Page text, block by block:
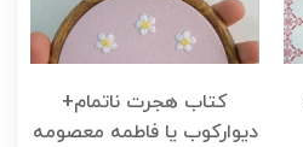
کتاب هجرت ناتمام+
دیوارکوب یا فاطمه معصومه